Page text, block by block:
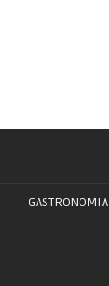
GASTRONOMIA